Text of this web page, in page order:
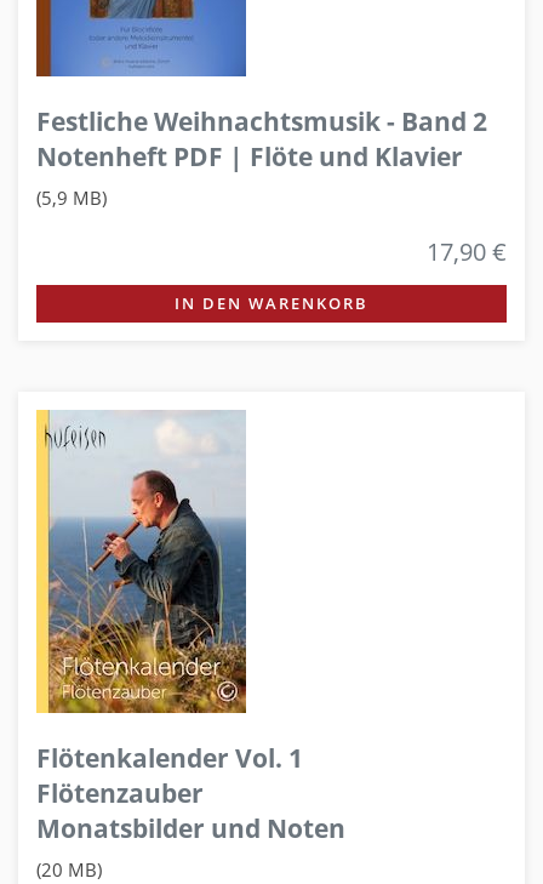
Festliche Weihnachtsmusik - Band 2
Notenheft PDF | Flöte und Klavier
(5,9 MB)
17,90 €
IN DEN WARENKORB
Flötenkalender Vol. 1
Flötenzauber
Monatsbilder und Noten
(20 MB)